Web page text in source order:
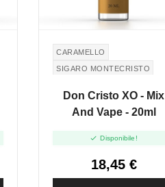
CARAMELLO
SIGARO MONTECRISTO
MONTECRISTO CIGAR
Don Cristo XO - Mix
And Vape - 20ml
 Disponibile!
18,45 €